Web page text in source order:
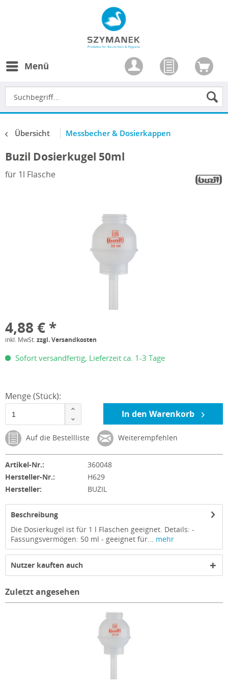
Menü
Übersicht Messbecher & Dosierkappen
Buzil Dosierkugel 50ml
für 1l Flasche
4,88 € *
inkl. MwSt.zzgl. Versandkosten
Sofort versandfertig, Lieferzeit ca. 1-3 Tage
Menge (Stück):
In den Warenkorb
Auf die Bestellliste Weiterempfehlen
Artikel-Nr.:
360048
Hersteller-Nr.:
H629
Hersteller:
BUZIL
Beschreibung
Die Dosierkugel ist für 1 l Flaschen geeignet. Details: -
Fassungsvermögen: 50 ml - geeignet für... mehr
Nutzer kauften auch
Zuletzt angesehen